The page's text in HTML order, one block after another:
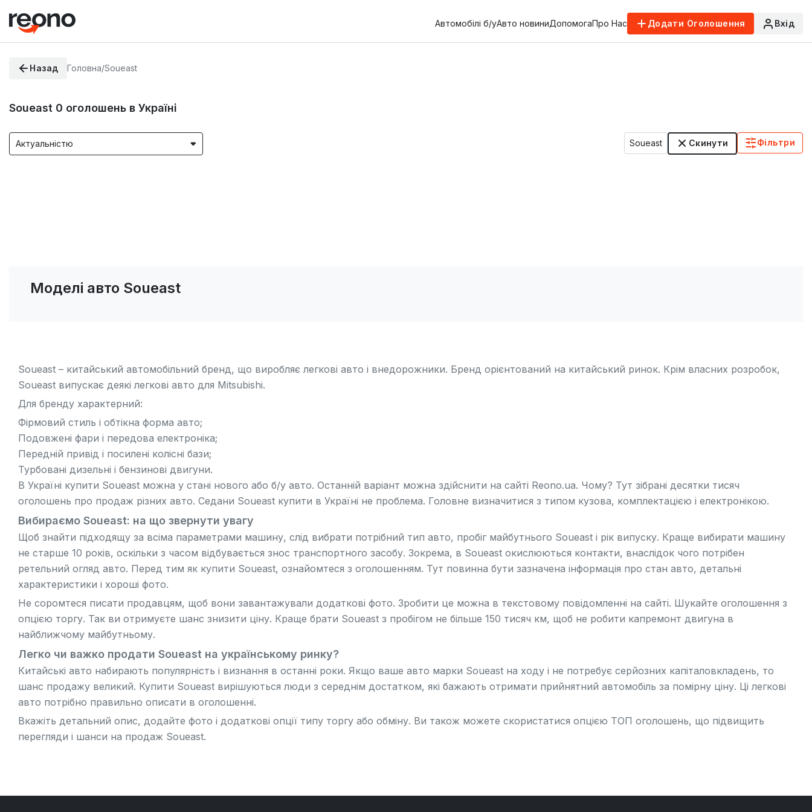
Автомобілі б/уАвто новиниДопомогаПро Нас Додати Оголошення Вхід
Назад Головна/Soueast
Soueast 0 оголошень в Україні
Актуальністю Soueast Скинути Фільтри
Моделі авто Soueast
Soueast – китайський автомобільний бренд, що виробляє легкові авто і внедорожники. Бренд орієнтований на китайський ринок. Крім власних розробок,
Soueast випускає деякі легкові авто для Mitsubishi.
Для бренду характерний:
Фірмовий стиль і обтікна форма авто;
Подовжені фари і передова електроніка;
Передній привід і посилені колісні бази;
Турбовані дизельні і бензинові двигуни.
В Україні купити Soueast можна у стані нового або б/у авто. Останній варіант можна здійснити на сайті Reono.ua. Чому? Тут зібрані десятки тисяч
оголошень про продаж різних авто. Седани Soueast купити в Україні не проблема. Головне визначитися з типом кузова, комплектацією і електронікою.
Вибираємо Soueast: на що звернути увагу
Щоб знайти підходящу за всіма параметрами машину, слід вибрати потрібний тип авто, пробіг майбутнього Soueast і рік випуску. Краще вибирати машину
не старше 10 років, оскільки з часом відбувається знос транспортного засобу. Зокрема, в Soueast окислюються контакти, внаслідок чого потрібен
ретельний огляд авто. Перед тим як купити Soueast, ознайомтеся з оголошенням. Тут повинна бути зазначена інформація про стан авто, детальні
характеристики і хороші фото.
Не соромтеся писати продавцям, щоб вони завантажували додаткові фото. Зробити це можна в текстовому повідомленні на сайті. Шукайте оголошення з
опцією торгу. Так ви отримуєте шанс знизити ціну. Краще брати Soueast з пробігом не більше 150 тисяч км, щоб не робити капремонт двигуна в
найближчому майбутньому.
Легко чи важко продати Soueast на українському ринку?
Китайські авто набирають популярність і визнання в останні роки. Якщо ваше авто марки Soueast на ходу і не потребує серйозних капіталовкладень, то
шанс продажу великий. Купити Soueast вирішуються люди з середнім достатком, які бажають отримати прийнятний автомобіль за помірну ціну. Ці легкові
авто потрібно правильно описати в оголошенні.
Вкажіть детальний опис, додайте фото і додаткові опції типу торгу або обміну. Ви також можете скористатися опцією ТОП оголошень, що підвищить
перегляди і шанси на продаж Soueast.